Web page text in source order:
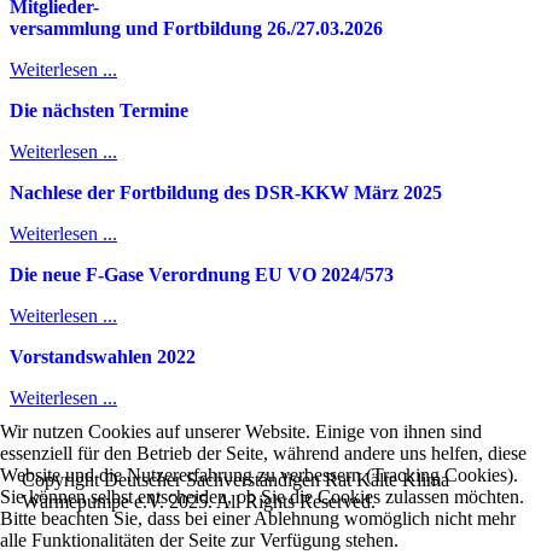
Mitglieder-
versammlung und Fortbildung 26./27.03.2026
Weiterlesen ...
Die nächsten Termine
Weiterlesen ...
Nachlese der Fortbildung des DSR-KKW März 2025
Weiterlesen ...
Die neue F-Gase Verordnung EU VO 2024/573
Weiterlesen ...
Vorstandswahlen 2022
Weiterlesen ...
Copyright Deutscher Sachverständigen Rat Kälte Klima
Wärmepumpe e.V. 2025. All Rights Reserved.
Wir nutzen Cookies auf unserer Website. Einige von ihnen sind
essenziell für den Betrieb der Seite, während andere uns helfen, diese
Website und die Nutzererfahrung zu verbessern (Tracking Cookies).
Sie können selbst entscheiden, ob Sie die Cookies zulassen möchten.
Bitte beachten Sie, dass bei einer Ablehnung womöglich nicht mehr
alle Funktionalitäten der Seite zur Verfügung stehen.